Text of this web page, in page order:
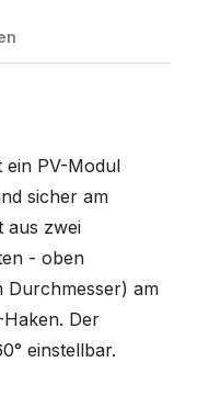
ein PV-Modul
sicher am
aus zwei
- oben
Durchmesser) am
Der
einstellbar.